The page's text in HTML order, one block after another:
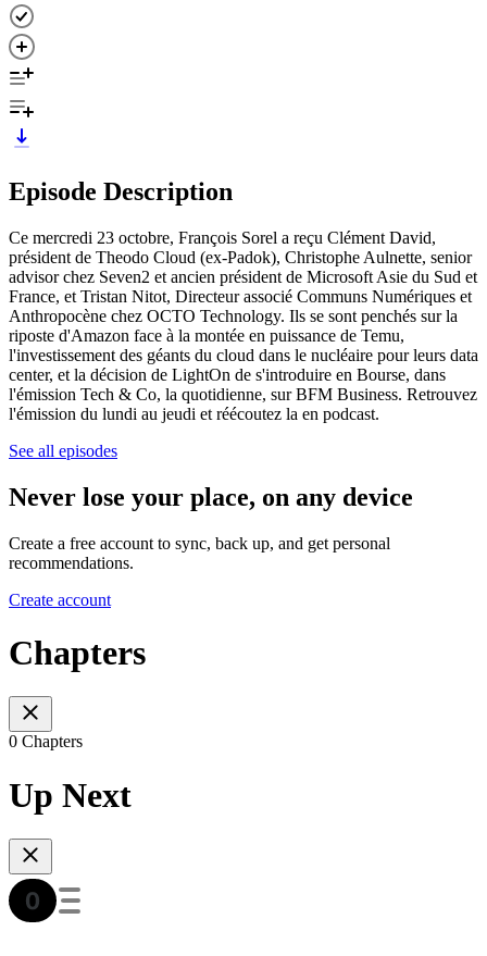
Episode Description
Ce mercredi 23 octobre, François Sorel a reçu Clément David,
président de Theodo Cloud (ex-Padok), Christophe Aulnette, senior
advisor chez Seven2 et ancien président de Microsoft Asie du Sud et
France, et Tristan Nitot, Directeur associé Communs Numériques et
Anthropocène chez OCTO Technology. Ils se sont penchés sur la
riposte d'Amazon face à la montée en puissance de Temu,
l'investissement des géants du cloud dans le nucléaire pour leurs data
center, et la décision de LightOn de s'introduire en Bourse, dans
l'émission Tech & Co, la quotidienne, sur BFM Business. Retrouvez
l'émission du lundi au jeudi et réécoutez la en podcast.
See all episodes
Never lose your place, on any device
Create a free account to sync, back up, and get personal
recommendations.
Create account
Chapters
0 Chapters
Up Next